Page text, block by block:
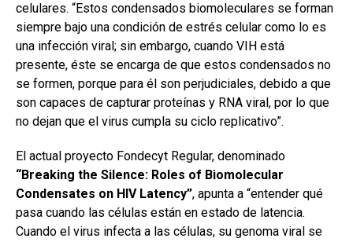
celulares. “Estos condensados biomoleculares se forman
siempre bajo una condición de estrés celular como lo es
una infección viral; sin embargo, cuando VIH está
presente, éste se encarga de que estos condensados no
se formen, porque para él son perjudiciales, debido a que
son capaces de capturar proteínas y RNA viral, por lo que
no dejan que el virus cumpla su ciclo replicativo”.
El actual proyecto Fondecyt Regular, denominado
“Breaking the Silence: Roles of Biomolecular
Condensates on HIV Latency”, apunta a “entender qué
pasa cuando las células están en estado de latencia.
Cuando el virus infecta a las células, su genoma viral se